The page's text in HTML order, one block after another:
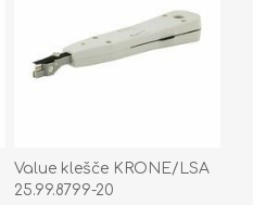
Value klešče KRONE/LSA
25.99.8799-20